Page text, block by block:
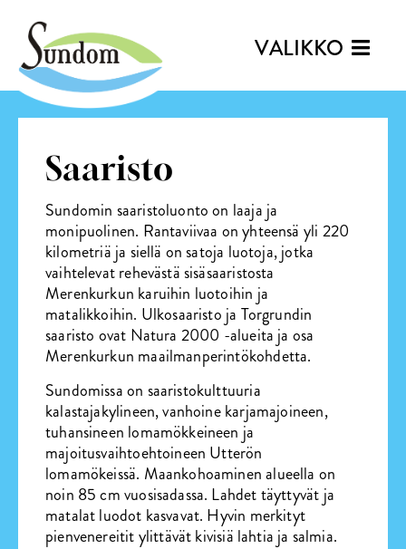
VALIKKO
Saaristo
Sundomin saaristoluonto on laaja ja
monipuolinen. Rantaviivaa on yhteensä yli 220
kilometriä ja siellä on satoja luotoja, jotka
vaihtelevat rehevästä sisäsaaristosta
Merenkurkun karuihin luotoihin ja
matalikkoihin. Ulkosaaristo ja Torgrundin
saaristo ovat Natura 2000 -alueita ja osa
Merenkurkun maailmanperintökohdetta.
Sundomissa on saaristokulttuuria
kalastajakylineen, vanhoine karjamajoineen,
tuhansineen lomamökkeineen ja
majoitusvaihtoehtoineen Utterön
lomamökeissä. Maankohoaminen alueella on
noin 85 cm vuosisadassa. Lahdet täyttyvät ja
matalat luodot kasvavat. Hyvin merkityt
pienvenereitit ylittävät kivisiä lahtia ja salmia.